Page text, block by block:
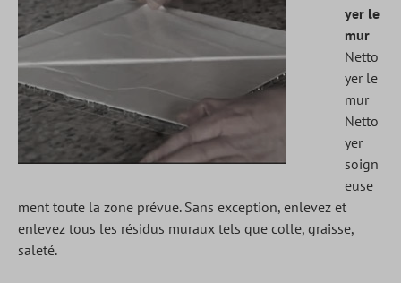
yer le
mur
Netto
yer le
mur
Netto
yer
soign
euse
ment toute la zone prévue. Sans exception, enlevez et
enlevez tous les résidus muraux tels que colle, graisse,
saleté.